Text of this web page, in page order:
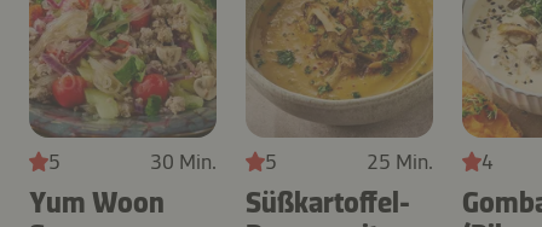
5 30 Min.
Yum Woon
5 25 Min.
Süßkartoffel-
4